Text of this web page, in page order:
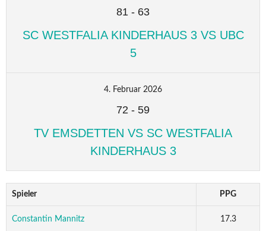
81 - 63
SC WESTFALIA KINDERHAUS 3 VS UBC
5
4. Februar 2026
72 - 59
TV EMSDETTEN VS SC WESTFALIA
KINDERHAUS 3
Spieler PPG
Constantin Mannitz 17.3